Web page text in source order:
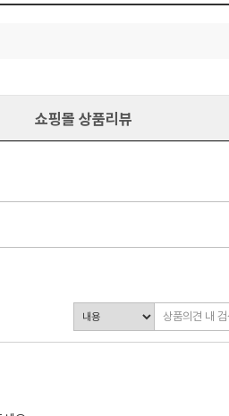
쇼핑몰 상품리뷰